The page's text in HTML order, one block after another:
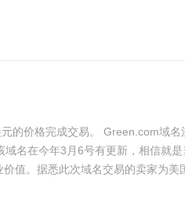
注册于1999年2月，距今已有
名在今年3月6号有更新，相信就是
值。据悉此次域名交易的卖家为美
一个单一的产品。